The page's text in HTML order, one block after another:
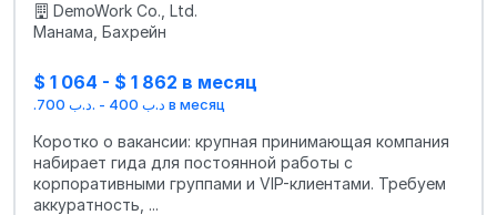
DemoWork Co., Ltd.
Манама, Бахрейн
$ 1 064 - $ 1 862 в месяц
.د.ب 400 - .د.ب 700 в месяц
Коротко о вакансии: крупная принимающая компания
набирает гида для постоянной работы с
корпоративными группами и VIP-клиентами. Требуем
аккуратность, ...